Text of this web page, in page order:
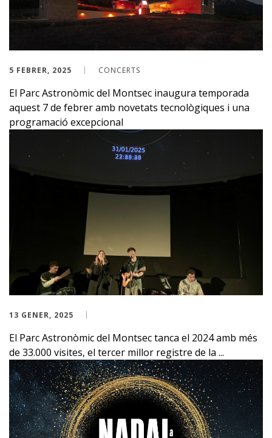
5 FEBRER, 2025 CONCERTS
El Parc Astronòmic del Montsec inaugura temporada
aquest 7 de febrer amb novetats tecnològiques i una
programació excepcional
13 GENER, 2025
El Parc Astronòmic del Montsec tanca el 2024 amb més
de 33.000 visites, el tercer millor registre de la ...